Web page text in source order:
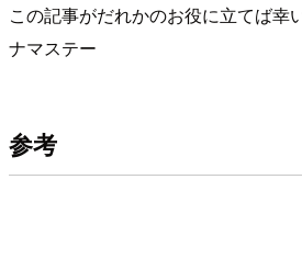
この記事がだれかのお役に立てば幸
ナマステー
参考